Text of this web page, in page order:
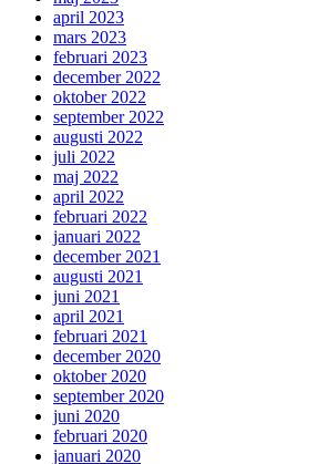
april 2023
mars 2023
februari 2023
december 2022
oktober 2022
september 2022
augusti 2022
juli 2022
maj 2022
april 2022
februari 2022
januari 2022
december 2021
augusti 2021
juni 2021
april 2021
februari 2021
december 2020
oktober 2020
september 2020
juni 2020
februari 2020
januari 2020